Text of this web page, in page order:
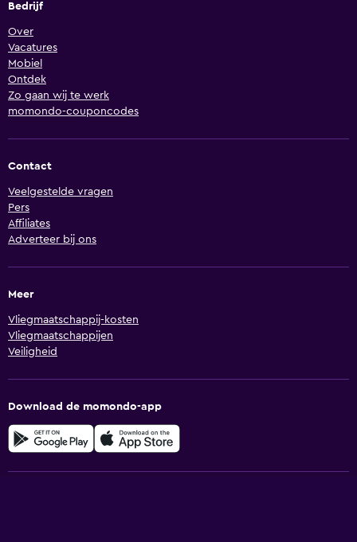
Bedrijf
Over
Vacatures
Mobiel
Ontdek
Zo gaan wij te werk
momondo-couponcodes
Contact
Veelgestelde vragen
Pers
Affiliates
Adverteer bij ons
Meer
Vliegmaatschappij-kosten
Vliegmaatschappijen
Veiligheid
Download de momondo-app